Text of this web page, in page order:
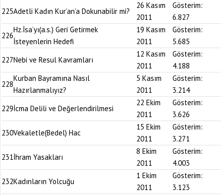
225Adetli Kadın Kur’an’a Dokunabilir mi?
26 Kasım
2011
Gösterim:
6.827
226
Hz.İsa’yı(a.s.) Geri Getirmek
İsteyenlerin Hedefi
19 Kasım
2011
Gösterim:
5.685
227Nebi ve Resul Kavramları
12 Kasım
2011
Gösterim:
4.188
228
Kurban Bayramına Nasıl
Hazırlanmalıyız?
5 Kasım
2011
Gösterim:
3.214
229İcma Delili ve Değerlendirilmesi
22 Ekim
2011
Gösterim:
3.626
230Vekaletle(Bedel) Hac
15 Ekim
2011
Gösterim:
3.271
231İhram Yasakları
8 Ekim
2011
Gösterim:
4.003
232Kadınların Yolcuğu
1 Ekim
2011
Gösterim:
3.123